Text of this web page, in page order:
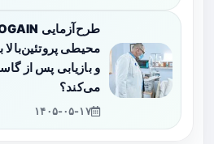
محیطی پروتئین‌بالا
و بازیابی پس از
می‌کند؟
۱۴۰۵-۰۵-۱۷